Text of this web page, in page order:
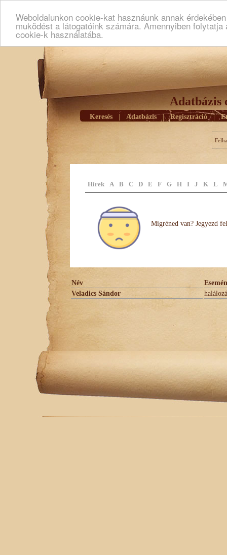
Weboldalunkon cookie-kat hasznáunk annak
muködést a látogatóink számára. Amennyiben
cookie-k használatába.
Adatbázis
Keresés Adatbázis | Regisztráció |
Hírek A B C D E F G H I J K L
Migréned van? Jegyezd
Név
Veladics Sándor